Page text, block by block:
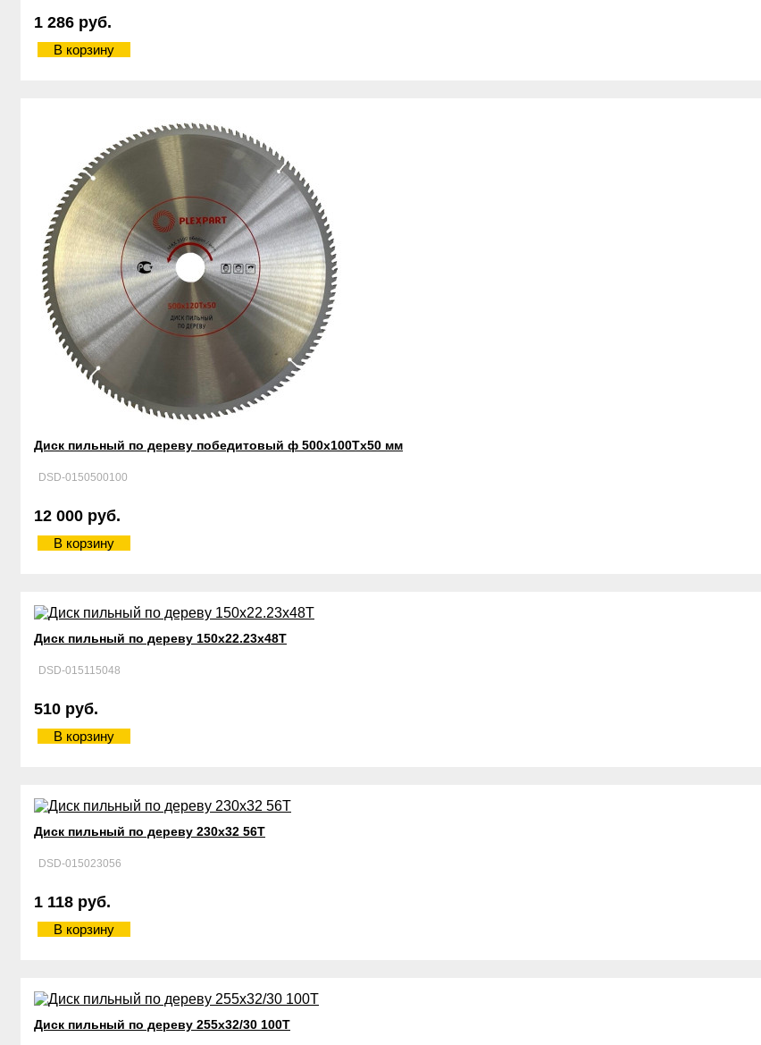
1 286 руб.
В корзину
Диск пильный по дереву победитовый ф 500х100Тx50 мм
DSD-0150500100
12 000 руб.
В корзину
Диск пильный по дереву 150х22.23х48Т
DSD-015115048
510 руб.
В корзину
Диск пильный по дереву 230х32 56Т
DSD-015023056
1 118 руб.
В корзину
Диск пильный по дереву 255х32/30 100Т